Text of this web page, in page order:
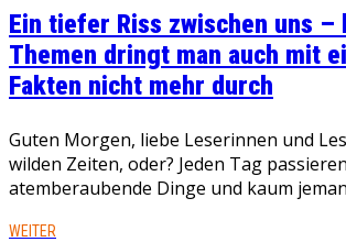
Ein tiefer Riss zwischen uns –
Themen dringt man auch mit
Fakten nicht mehr durch
Guten Morgen, liebe Leserinnen und
wilden Zeiten, oder? Jeden Tag passieren
atemberaubende Dinge und kaum
WEITER